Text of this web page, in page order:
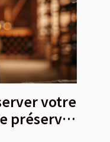
votre
préserver